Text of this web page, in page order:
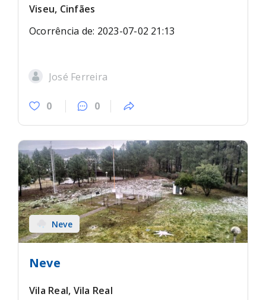
Viseu, Cinfães
Ocorrência de: 2023-07-02 21:13
José Ferreira
0 0
Neve
Neve
Vila Real, Vila Real